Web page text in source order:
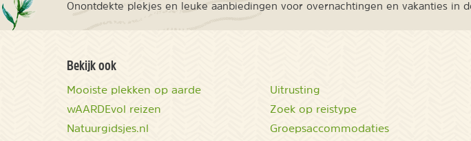
Onontdekte plekjes en leuke aanbiedingen voor overnachtingen en vakanties in
Bekijk ook
Mooiste plekken op aarde
wAARDEvol reizen
Natuurgidsjes.nl
Uitrusting
Zoek op reistype
Groepsaccommodaties